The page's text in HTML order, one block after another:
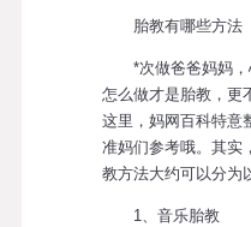
胎教有哪些方法
*次做爸爸妈妈，
怎么做才是胎教，更
这里，妈网百科特意
准妈们参考哦。其实
教方法大约可以分为
1、音乐胎教